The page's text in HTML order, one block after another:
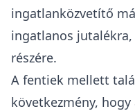
ingatlanközvetítő
ingatlanos jutalékra
részére.
A fentiek mellett
következmény,